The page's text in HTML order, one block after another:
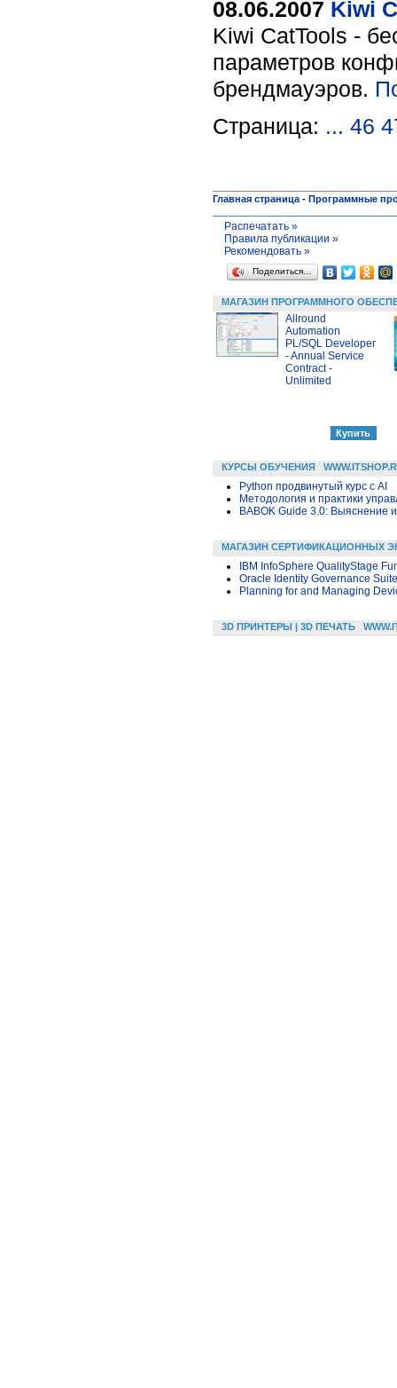
08.06.2007 Kiwi
Kiwi CatTools -
параметров
брендмауэров.
Страница: ... 46
Главная страница - Программные
Распечатать »
Правила публикации »
Рекомендовать »
Поделиться…
МАГАЗИН ПРОГРАММНОГО
Allround
Automation
PL/SQL Developer
- Annual Service
Contract -
Unlimited
КУРСЫ ОБУЧЕНИЯ
Python продвинутый курс с AI
Методология и практики
BABOK Guide 3.0: Выяснение
МАГАЗИН СЕРТИФИКАЦИОННЫХ
IBM InfoSphere QualityStage
Oracle Identity Governance
Planning for and Managing
3D ПРИНТЕРЫ | 3D ПЕЧАТЬ